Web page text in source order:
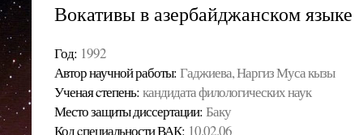
Вокативы в азербайджанском языке
Год: 1992
Автор научной работы: Гаджиева, Наргиз Муса кызы
Ученая cтепень: кандидата филологических наук
Место защиты диссертации: Баку
Код cпециальности ВАК: 10.02.06